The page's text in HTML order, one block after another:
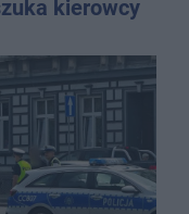
kierowcy